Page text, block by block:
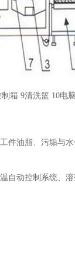
箱 9清洗篮 10电
件油脂、污垢与水
自动控制系统、